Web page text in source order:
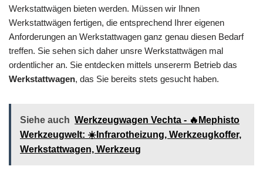
Werkstattwägen bieten werden. Müssen wir Ihnen
Werkstattwägen fertigen, die entsprechend Ihrer eigenen
Anforderungen an Werkstattwagen ganz genau diesen Bedarf
treffen. Sie sehen sich daher unsre Werkstattwägen mal
ordentlicher an. Sie entdecken mittels unsererm Betrieb das
Werkstattwagen, das Sie bereits stets gesucht haben.
Siehe auch Werkzeugwagen Vechta - 🔥Mephisto
Werkzeugwelt: ☀️Infrarotheizung, Werkzeugkoffer,
Werkstattwagen, Werkzeug